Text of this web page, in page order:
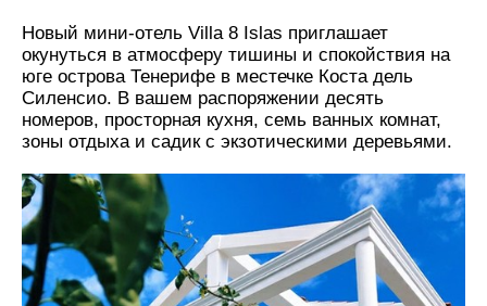
Новый мини-отель Villa 8 Islas приглашает
окунуться в атмосферу тишины и спокойствия на
юге острова Тенерифе в местечке Коста дель
Силенсио. В вашем распоряжении десять
номеров, просторная кухня, семь ванных комнат,
зоны отдыха и садик с экзотическими деревьями.